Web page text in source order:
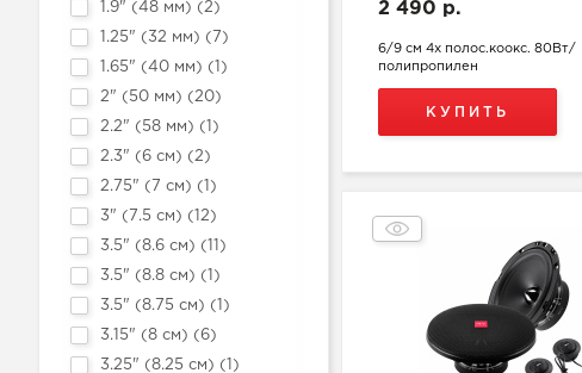
1.9" (48 мм) ( 2)
1.25" (32 мм) ( 7)
1.65" (40 мм) ( )
2" (50 мм) ( 20)
2.2" (58 мм) ( )
2.3" (6 см) ( 2)
2.75" (7 см) ( )
3" (7.5 см) ( 12)
3.5" (8.6 см) ( )
3.5" (8.8 см) ( )
3.5" (8.75 см) ( )
3.15" (8 см) (6)
3.25" (8.25 см) ( )
2 490 р.
6/9 см 4х полос.коокс. 80Вт/
полипропилен
КУПИТЬ